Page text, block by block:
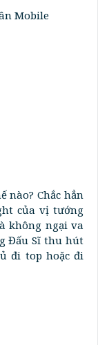
nào? Chắc hẳn
của vị tướng
không ngại va
Đấu Sĩ thu hút
đi top hoặc đi